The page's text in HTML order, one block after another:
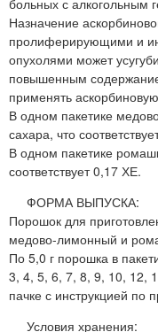
Назначение
пролиферирующими и
опухолями может
повышенным
применять
В одном пакетике
сахара, что
В одном пакетике
соответствует 0,17 ХЕ.
ФОРМА ВЫПУСКА:
Порошок для
медово-лимонный и
По 5,0 г порошка в
3, 4, 5, 6, 7, 8, 9, 10, 12,
пачке с инструкцией по
Условия хранения: